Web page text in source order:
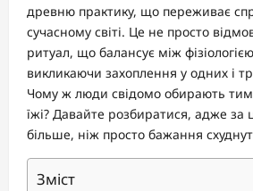
древню практику, що переживає
сучасному світі. Це не просто
ритуал, що балансує між
викликаючи захоплення у одних і
Чому ж люди свідомо обирають
їжі? Давайте розбиратися, адже за
більше, ніж просто бажання
Зміст